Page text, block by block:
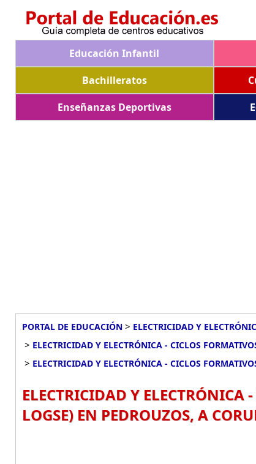
Educación Infantil
Bachilleratos
Enseñanzas Deportivas
PORTAL DE EDUCACIÓN > ELECTRICIDAD Y
> ELECTRICIDAD Y ELECTRÓNICA - CICLOS
> ELECTRICIDAD Y ELECTRÓNICA - CICLOS
ELECTRICIDAD Y ELECTRÓNICA
LOGSE) EN PEDROUZOS, A